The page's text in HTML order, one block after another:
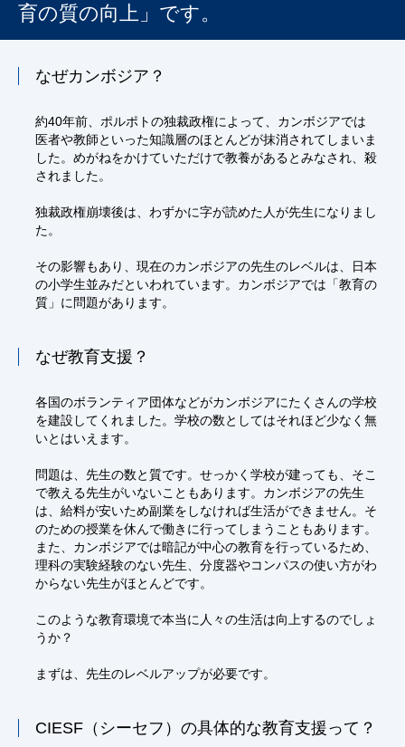
育の質の向上」です。
なぜカンボジア？
約40年前、ポルポトの独裁政権によって、カンボジアでは
医者や教師といった知識層のほとんどが抹消されてしまいま
した。めがねをかけていただけで教養があるとみなされ、殺
されました。
独裁政権崩壊後は、わずかに字が読めた人が先生になりまし
た。
その影響もあり、現在のカンボジアの先生のレベルは、日本
の小学生並みだといわれています。カンボジアでは「教育の
質」に問題があります。
なぜ教育支援？
各国のボランティア団体などがカンボジアにたくさんの学校
を建設してくれました。学校の数としてはそれほど少なく無
いとはいえます。
問題は、先生の数と質です。せっかく学校が建っても、そこ
で教える先生がいないこともあります。カンボジアの先生
は、給料が安いため副業をしなければ生活ができません。そ
のための授業を休んで働きに行ってしまうこともあります。
また、カンボジアでは暗記が中心の教育を行っているため、
理科の実験経験のない先生、分度器やコンパスの使い方がわ
からない先生がほとんどです。
このような教育環境で本当に人々の生活は向上するのでしょ
うか？
まずは、先生のレベルアップが必要です。
CIESF（シーセフ）の具体的な教育支援って？